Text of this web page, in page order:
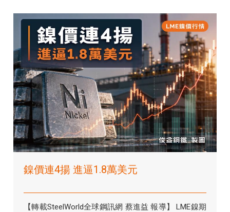
鎳價連4揚 進逼1.8萬美元
【轉載SteelWorld全球鋼訊網 蔡進益 報導】 LME鎳期